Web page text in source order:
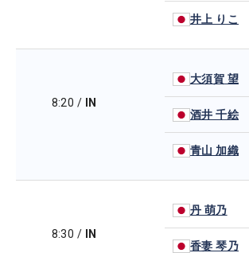
井上 りこ
8:20 / IN
大須賀 望
酒井 千絵
青山 加織
8:30 / IN
丹 萌乃
香妻 琴乃